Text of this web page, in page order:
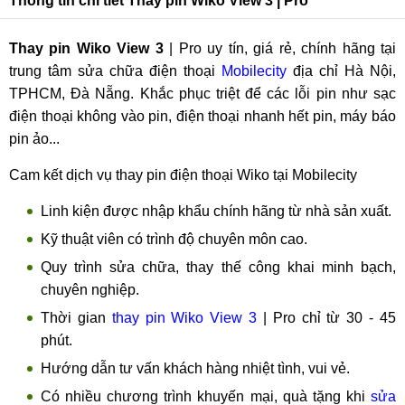
Thay pin Wiko View 3| Pro uy tín, giá rẻ, chính hãng tại
trung tâm sửa chữa điện thoại Mobilecity địa chỉ Hà Nội,
TPHCM, Đà Nẵng. Khắc phục triệt để các lỗi pin như sạc
điện thoại không vào pin, điện thoại nhanh hết pin, máy báo
pin ảo...
Cam kết dịch vụ thay pin điện thoại Wiko tại Mobilecity
Linh kiện được nhập khẩu chính hãng từ nhà sản xuất.
Kỹ thuật viên có trình độ chuyên môn cao.
Quy trình sửa chữa, thay thế công khai minh bạch,
chuyên nghiệp.
Thời gian thay pin Wiko View 3 | Pro chỉ từ 30 - 45
phút.
Hướng dẫn tư vấn khách hàng nhiệt tình, vui vẻ.
Có nhiều chương trình khuyến mại, quà tặng khi sửa